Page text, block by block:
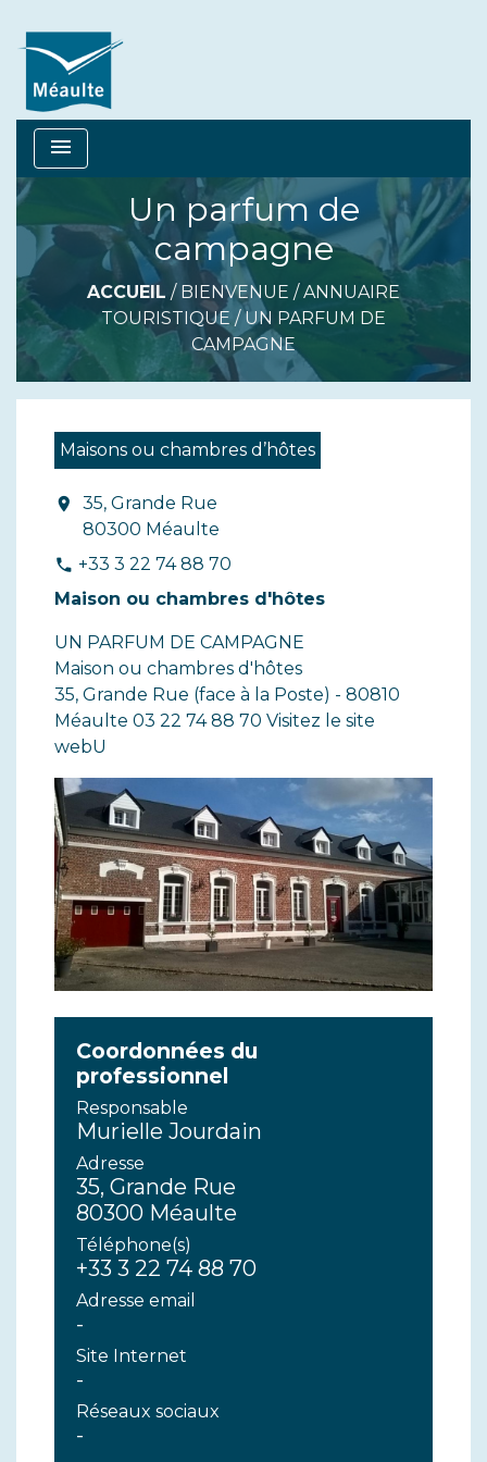
menu
Un parfum de
campagne
ACCUEIL / BIENVENUE /ANNUAIRE
TOURISTIQUE /UN PARFUM DE
CAMPAGNE
Maisons ou chambres d’hôtes
location_on
35, Grande Rue
80300 Méaulte
phone +33 3 22 74 88 70
Maison ou chambres d'hôtes
UN PARFUM DE CAMPAGNE
Maison ou chambres d'hôtes
35, Grande Rue (face à la Poste) - 80810
Méaulte 03 22 74 88 70 Visitez le site
webU
Coordonnées du
professionnel
Responsable
Murielle Jourdain
Adresse
35, Grande Rue
80300 Méaulte
Téléphone(s)
+33 3 22 74 88 70
Adresse email
-
Site Internet
-
Réseaux sociaux
-